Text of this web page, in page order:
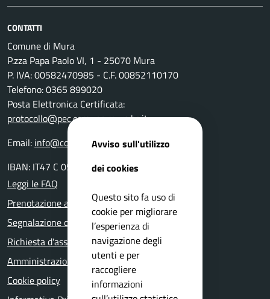
CONTATTI
Comune di Mura
P.zza Papa Paolo VI, 1 - 25070 Mura
P. IVA: 00582470985 - C.F. 00852110170
Telefono: 0365 899020
Posta Elettronica Certificata:
protocollo@pec.comune.mura.bs.it
Email: info@comune.mura.bs.it
IBAN: IT47 C 05116 54280 0000 000 14800
Leggi le FAQ
Prenotazione appuntamento
Segnalazione disservizio
Richiesta d'assistenza
Amministrazione trasparente
Cookie policy
Avviso sull'utilizzo
dei cookies
Questo sito fa uso di
cookie per migliorare
l’esperienza di
navigazione degli
utenti e per
raccogliere
informazioni